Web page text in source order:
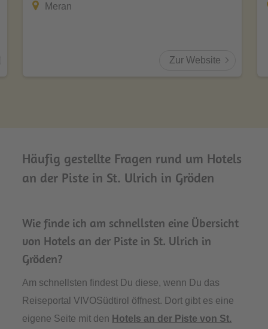
Meran
Zur Website
Häufig gestellte Fragen rund um Hotels
an der Piste in St. Ulrich in Gröden
Wie finde ich am schnellsten eine Übersicht
von Hotels an der Piste in St. Ulrich in
Gröden?
Am schnellsten findest Du diese, wenn Du das
Reiseportal VIVOSüdtirol öffnest. Dort gibt es eine
eigene Seite mit den Hotels an der Piste von St.